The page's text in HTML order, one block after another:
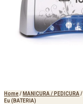
Home/ MANICURA / PEDICURA /
Eu (BATERIA)